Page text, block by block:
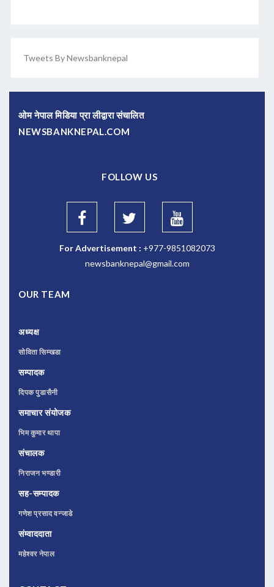
Tweets By Newsbanknepal
ओम नेपाल मिडिया प्रा लीद्वारा संचालित
NEWSBANKNEPAL.COM
FOLLOW US
For Advertisement : +977-9851082073
newsbanknepal@gmail.com
OUR TEAM
अध्यक्ष
सोविता सिम्खडा
सम्पादक
दिपक पुडासैनी
समाचार संयोजक
भिम कुमार थापा
संचालक
निराजन भण्डारी
सह-सम्पादक
गणेश प्रसाद वन्जाडे
संम्वाददाता
महेश्वर नेपाल